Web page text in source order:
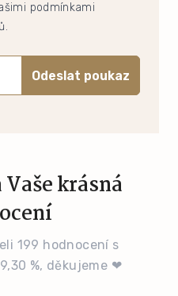
podmínkami
Odeslat poukaz
krásná
199 hodnocení s
%, děkujeme ❤